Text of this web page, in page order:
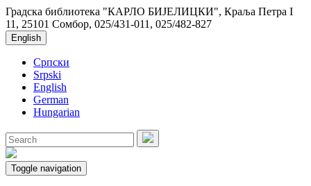
Градска библиотека "КАРЛО БИЈЕЛИЦКИ", Краља Петра I
11, 25101 Сомбор, 025/431-011, 025/482-827
English
Српски
Srpski
English
German
Hungarian
Toggle navigation